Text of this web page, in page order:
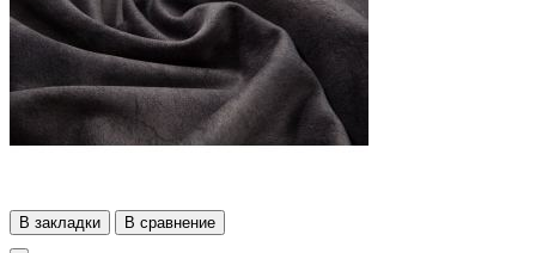
В закладки В сравнение